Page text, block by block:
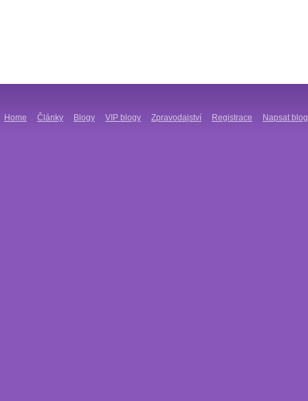
Home Články Blogy VIP blogy Zpravodajství Registrace Napsat blog